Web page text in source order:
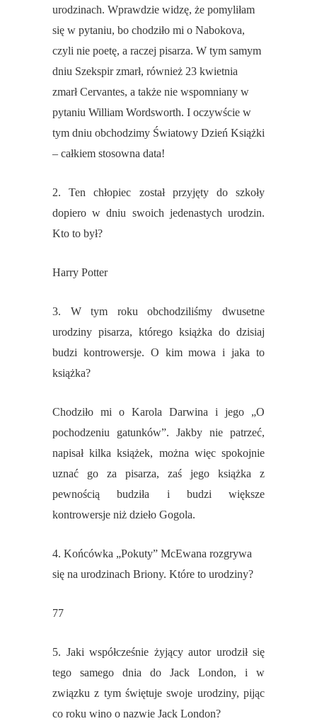
urodzinach. Wprawdzie widzę, że pomyliłam
się w pytaniu, bo chodziło mi o Nabokova,
czyli nie poetę, a raczej pisarza. W tym samym
dniu Szekspir zmarł, również 23 kwietnia
zmarł Cervantes, a także nie wspomniany w
pytaniu William Wordsworth. I oczywście w
tym dniu obchodzimy Światowy Dzień Książki
– całkiem stosowna data!
2. Ten chłopiec został przyjęty do szkoły
dopiero w dniu swoich jedenastych urodzin.
Kto to był?
Harry Potter
3. W tym roku obchodziliśmy dwusetne
urodziny pisarza, którego książka do dzisiaj
budzi kontrowersje. O kim mowa i jaka to
książka?
Chodziło mi o Karola Darwina i jego „O
pochodzeniu gatunków”. Jakby nie patrzeć,
napisał kilka książek, można więc spokojnie
uznać go za pisarza, zaś jego książka z
pewnością budziła i budzi większe
kontrowersje niż dzieło Gogola.
4. Końcówka „Pokuty” McEwana rozgrywa
się na urodzinach Briony. Które to urodziny?
77
5. Jaki współcześnie żyjący autor urodził się
tego samego dnia do Jack London, i w
związku z tym świętuje swoje urodziny, pijąc
co roku wino o nazwie Jack London?